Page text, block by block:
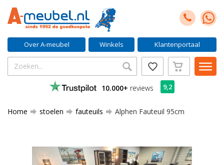
Over A-meubel Winkels Klantenportaal
10.000+ reviews 9,2
Home stoelen fauteuils Alphen Fauteuil 95cm